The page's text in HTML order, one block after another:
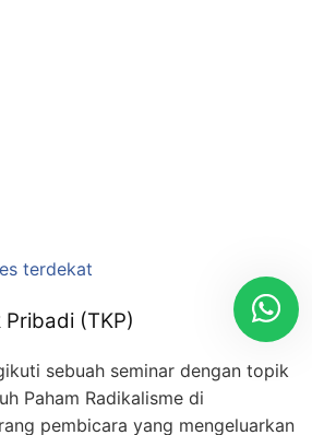
terdekat
(TKP)
sebuah seminar dengan topik
Paham Radikalisme di
pembicara yang mengeluarkan